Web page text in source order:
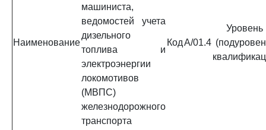
Наименование
машиниста,
ведомостей учета
дизельного
топлива и
электроэнергии
локомотивов
(МВПС)
железнодорожного
транспорта
КодA/01.4
Уровень